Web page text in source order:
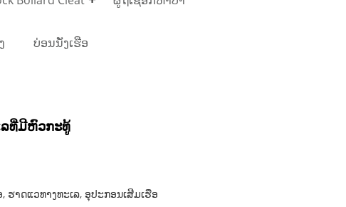
ບ່ອນນັ່ງເຮືອ
ລທີ່ມີຫົວກະທູ້
ຮາດແວທາງທະເລ, ອຸປະກອນເສີມເຮືອ